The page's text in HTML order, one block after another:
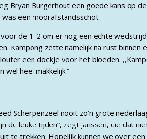
Bryan Burgerhout een goede kans op
een mooi afstandsschot.
de 1-2 om er nog een echte
Kampong zette namelijk na rust
een doekje voor het bloeden.
wel heel makkelijk.”
Scherpenzeel nooit zo’n grote
de leuke tijden”, zegt Janssen, die dat
te trekken. Hopelijk kunnen we over